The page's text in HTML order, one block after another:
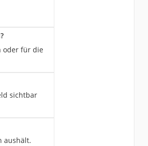
oder für die
sichtbar
aushält.